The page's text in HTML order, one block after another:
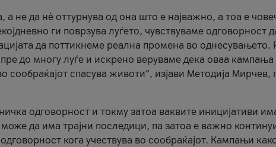
а не да нè оттурнува од она што е најважно, а тоа е
ги поврзува луѓето, чувствуваме
да поттикнеме реална промена во однесувањето.
до многу луѓе и искрено веруваме дека оваа кампања
сообраќајот спасува животи“, изјави Методија Мирчев,
одговорност и токму затоа ваквите иницијативи
да има трајни последици, па затоа е важно
кога учествува во сообраќајот. Кампањи